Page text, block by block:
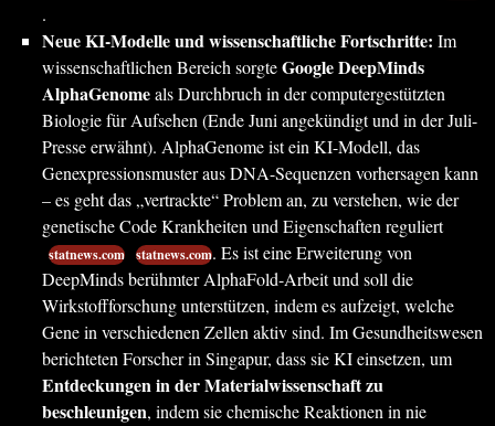
.
Neue KI-Modelle und wissenschaftliche Fortschritte: Im
wissenschaftlichen Bereich sorgteGoogle DeepMinds
AlphaGenomeals Durchbruch in der computergestützten
Biologie für Aufsehen (Ende Juni angekündigt und in der Juli-
Presse erwähnt). AlphaGenome ist ein KI-Modell, das
Genexpressionsmuster aus DNA-Sequenzen vorhersagen kann
– es geht das „vertrackte“ Problem an, zu verstehen, wie der
genetische Code Krankheiten und Eigenschaften reguliert
statnews.com statnews.com. Es ist eine Erweiterung von
DeepMinds berühmter AlphaFold-Arbeit und soll die
Wirkstoffforschung unterstützen, indem es aufzeigt, welche
Gene in verschiedenen Zellen aktiv sind. Im Gesundheitswesen
berichteten Forscher in Singapur, dass sie KI einsetzen, um
Entdeckungen in der Materialwissenschaft zu
beschleunigen, indem sie chemische Reaktionen in nie